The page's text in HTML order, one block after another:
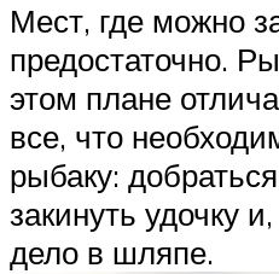
Мест, где можно
предостаточно.
этом плане
все, что
рыбаку:
закинуть удочку
дело в шляпе.